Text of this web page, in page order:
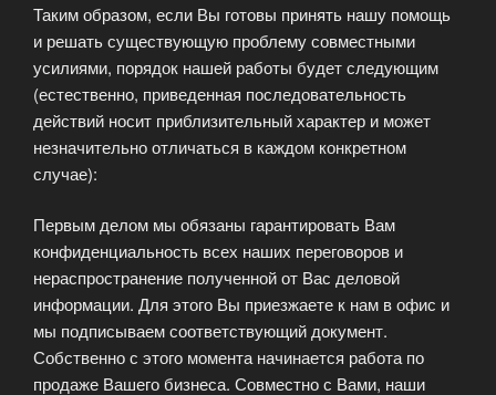
Таким образом, если Вы готовы принять нашу помощь
и решать существующую проблему совместными
усилиями, порядок нашей работы будет следующим
(естественно, приведенная последовательность
действий носит приблизительный характер и может
незначительно отличаться в каждом конкретном
случае):
Первым делом мы обязаны гарантировать Вам
конфиденциальность всех наших переговоров и
нераспространение полученной от Вас деловой
информации. Для этого Вы приезжаете к нам в офис и
мы подписываем соответствующий документ.
Собственно с этого момента начинается работа по
продаже Вашего бизнеса. Совместно с Вами, наши